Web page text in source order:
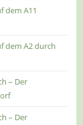
dem A11
dem A2 durch
– Der
– Der